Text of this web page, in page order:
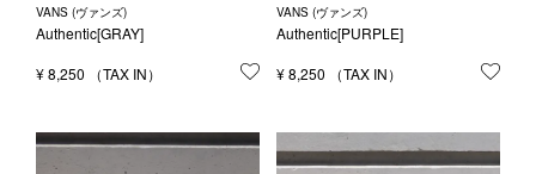
VANS (ヴァンズ)
Authentic[GRAY]
¥8,250 お気に入りに登録する
VANS (ヴァンズ)
Authentic[PURPLE]
¥8,250